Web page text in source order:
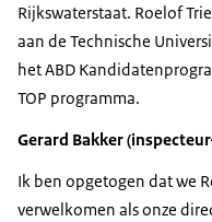
Rijkswaterstaat. Roelof
aan de Technische
het ABD
TOP programma.
Gerard Bakker
Ik ben opgetogen dat we
verwelkomen als onze